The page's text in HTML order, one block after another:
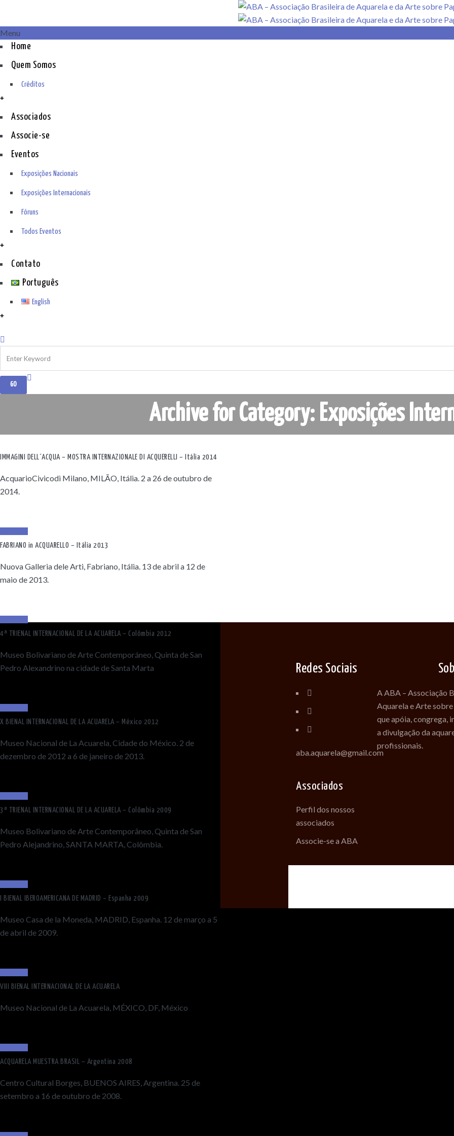
Menu
Home
Quem Somos
Créditos
+
Associados
Associe-se
Eventos
Exposições Nacionais
Exposições Internacionais
Fóruns
Todos Eventos
+
Contato
Português
English
+
Archive for Category: Exposições
IMMAGINI DELL´ACQUA – MOSTRA INTERNAZIONALE DI ACQUERELLI – Itália 2014
AcquarioCivicodi Milano, MILÃO, Itália. 2 a 26 de outubro de
2014.
FABRIANO in ACQUARELLO – Itália 2013
Nuova Galleria dele Arti, Fabriano, Itália. 13 de abril a 12 de
maio de 2013.
4ª TRIENAL INTERNACIONAL DE LA ACUARELA – Colômbia 2012
Museo Bolivariano de Arte Contemporáneo, Quinta de San
Pedro Alexandrino na cidade de Santa Marta
X BIENAL INTERNACIONAL DE LA ACUARELA – México 2012
Museo Nacional de La Acuarela, Cidade do México. 2 de
dezembro de 2012 a 6 de janeiro de 2013.
3ª TRIENAL INTERNACIONAL DE LA ACUARELA – Colômbia 2009
Museo Bolivariano de Arte Contemporâneo, Quinta de San
Pedro Alejandrino, SANTA MARTA, Colômbia.
I BIENAL IBEROAMERICANA DE MADRID – Espanha 2009
Museo Casa de la Moneda, MADRID, Espanha. 12 de março a 5
de abril de 2009.
VIII BIENAL INTERNACIONAL DE LA ACUARELA
Museo Nacional de La Acuarela, MÉXICO, DF, México
ACQUARELA MUESTRA BRASIL – Argentina 2008
Centro Cultural Borges, BUENOS AIRES, Argentina. 25 de
setembro a 16 de outubro de 2008.
Redes Sociais
aba.aquarela@gmail.com
Associados
Perfil dos nossos
associados
Associe-se a ABA
A ABA – Associação
Aquarela e Arte
que apóia, congrega,
a divulgação da
profissionais.